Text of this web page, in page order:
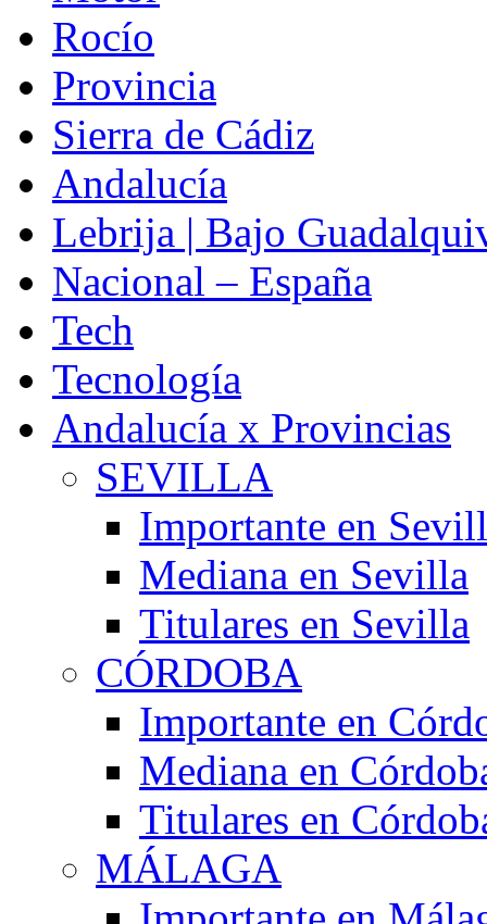
Rocío
Provincia
Sierra de Cádiz
Andalucía
Lebrija | Bajo
Nacional – España
Tech
Tecnología
Andalucía x Provincias
SEVILLA
Importante en
Mediana en Sevilla
Titulares en Sevilla
CÓRDOBA
Importante en
Mediana en
Titulares en
MÁLAGA